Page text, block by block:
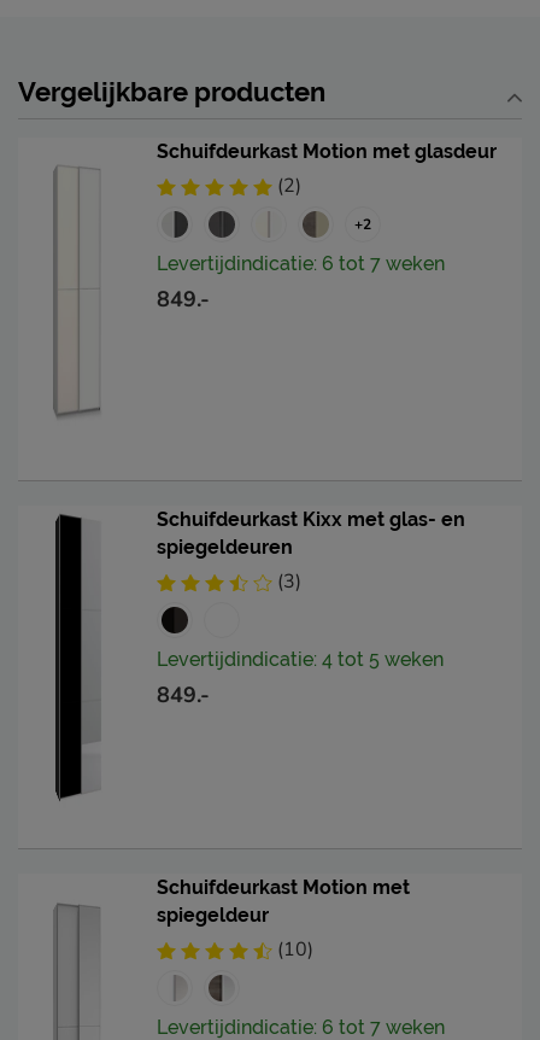
Vergelijkbare producten
Schuifdeurkast Motion met glasdeur
(2)
+2
Levertijdindicatie: 6 tot 7 weken
849.-
Schuifdeurkast Kixx met glas- en
spiegeldeuren
(3)
Levertijdindicatie: 4 tot 5 weken
849.-
Schuifdeurkast Motion met
spiegeldeur
(10)
Levertijdindicatie: 6 tot 7 weken